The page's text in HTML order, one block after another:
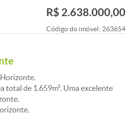
R$ 2.638.000,00
Código do imóvel: 263654
total de 1.659m². Uma excelente